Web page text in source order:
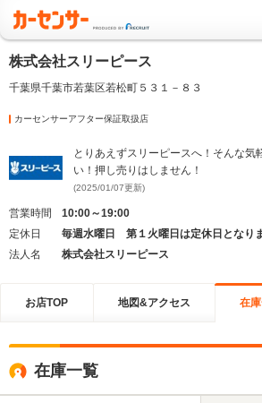
株式会社スリーピース
千葉県千葉市若葉区若松町５３１－８３
カーセンサーアフター保証取扱店
とりあえずスリーピースへ！そんな気
い！押し売りはしません！
(2025/01/07更新)
営業時間
10:00～19:00
定休日
毎週水曜日 第１火曜日は定休日となりま
法人名
株式会社スリーピース
お店TOP 地図&アクセス 在
在庫一覧